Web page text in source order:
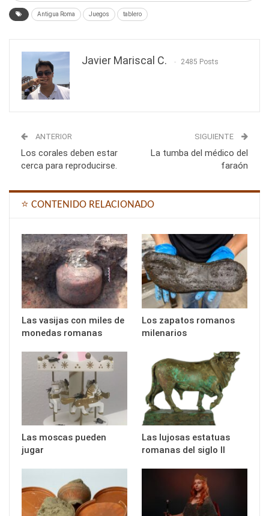
Antigua Roma Juegos tablero
Javier Mariscal C. 2485 Posts
ANTERIOR
Los corales deben estar
cerca para reproducirse.
SIGUIENTE
La tumba del médico del
faraón
⭐ CONTENIDO RELACIONADO
Las vasijas con miles de
monedas romanas
Los zapatos romanos
milenarios
Las moscas pueden
jugar
Las lujosas estatuas
romanas del siglo II